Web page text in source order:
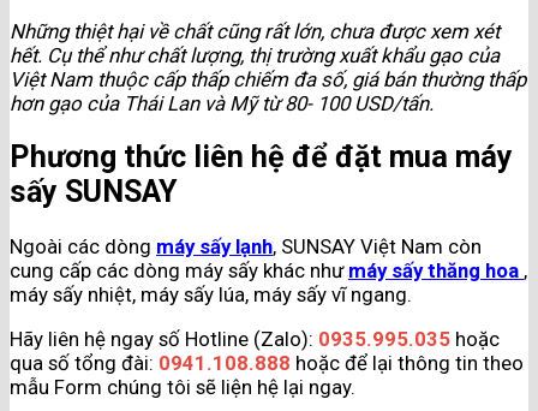
Những thiệt hại về chất cũng rất lớn, chưa được xem xét
hết. Cụ thể như chất lượng, thị trường xuất khẩu gạo của
Việt Nam thuộc cấp thấp chiếm đa số, giá bán thường thấp
hơn gạo của Thái Lan và Mỹ từ 80- 100 USD/tấn.
Phương thức liên hệ để đặt mua máy
sấy SUNSAY
Ngoài các dòng máy sấy lạnh, SUNSAY Việt Nam còn
cung cấp các dòng máy sấy khác như máy sấy thăng hoa ,
máy sấy nhiệt, máy sấy lúa, máy sấy vĩ ngang.
Hãy liên hệ ngay số Hotline (Zalo): 0935.995.035 hoặc
qua số tổng đài: 0941.108.888 hoặc để lại thông tin theo
mẫu Form chúng tôi sẽ liện hệ lại ngay.